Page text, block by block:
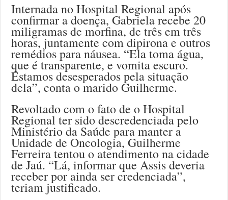
Internada no Hospital Regional após
confirmar a doença, Gabriela recebe 20
miligramas de morfina, de três em três
horas, juntamente com dipirona e outros
remédios para náusea. “Ela toma água,
que é transparente, e vomita escuro.
Estamos desesperados pela situação
dela”, conta o marido Guilherme.
Revoltado com o fato de o Hospital
Regional ter sido descredenciada pelo
Ministério da Saúde para manter a
Unidade de Oncologia, Guilherme
Ferreira tentou o atendimento na cidade
de Jaú. “Lá, informar que Assis deveria
receber por ainda ser credenciada”,
teriam justificado.